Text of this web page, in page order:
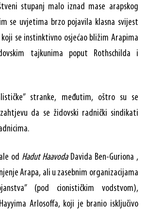
stupanj malo iznad mase arapskog
se uvjetima brzo pojavila klasna svijest
se instinktivno osjećao bližim Arapima
tajkunima poput Rothschilda i
stranke, međutim, oštro su se
da se židovski radnički sindikati
od Hadut Haavoda Davida Ben-Guriona ,
Arapa, ali u zasebnim organizacijama
(pod cionističkim vodstvom),
Hayyima Arlosoffa, koji je branio isključivo